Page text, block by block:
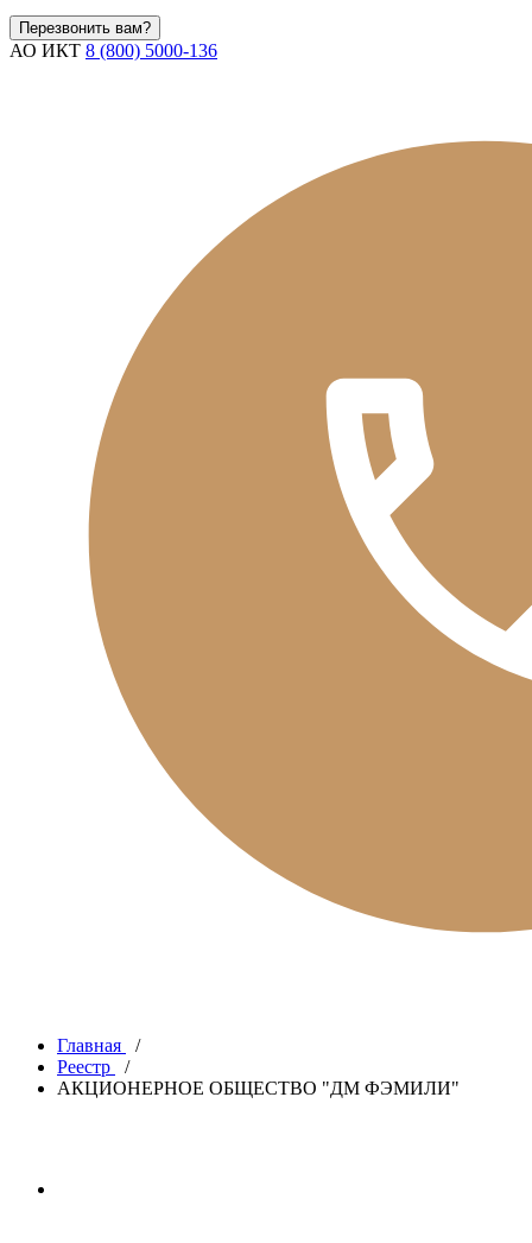
Перезвонить вам?
АО ИКТ 8 (800) 5000-136
Главная
/
Реестр
/
АКЦИОНЕРНОЕ ОБЩЕСТВО "ДМ ФЭМИЛИ"